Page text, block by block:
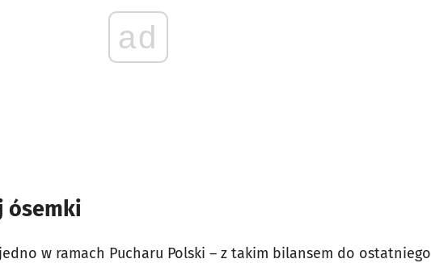
ad
ósemki
w ramach Pucharu Polski – z takim bilansem do ostatniego